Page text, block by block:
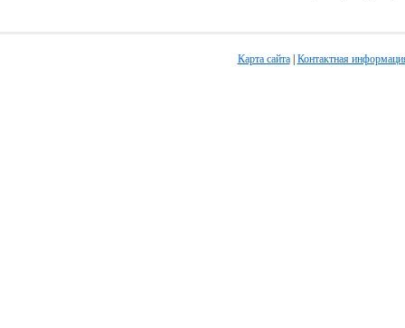
Карта сайта| Контактная